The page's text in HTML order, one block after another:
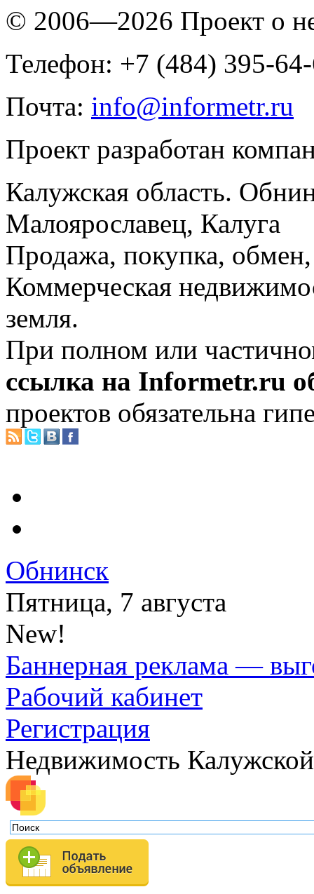
© 2006—2026 Проект о
Телефон: +7 (484) 395-
Почта: info@informetr.ru
Проект разработан
Калужская область.
Малоярославец, Калуга
Продажа, покупка, обмен,
Коммерческая
земля.
При полном или
ссылка на Informetr.ru
проектов обязательна
Обнинск
Пятница, 7 августа
New!
Баннерная реклама —
Рабочий кабинет
Регистрация
Недвижимость